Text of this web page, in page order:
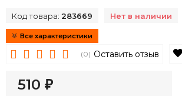
Код товара: 283669 Нет в наличии
Все характеристики
(0) Оставить отзыв
510 ₽